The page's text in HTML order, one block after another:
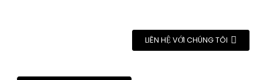
LIÊN HỆ VỚI CHÚNG TÔI